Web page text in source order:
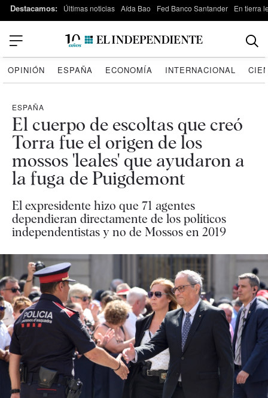
Destacamos: Últimas noticias Aída Bao Fed Banco Santander En tierra
OPINIÓN ESPAÑA ECONOMÍA INTERNACIONAL
ESPAÑA
El cuerpo de escoltas que creó
Torra fue el origen de los
mossos 'leales' que ayudaron a
la fuga de Puigdemont
El expresidente hizo que 71 agentes
dependieran directamente de los políticos
independentistas y no de Mossos en 2019